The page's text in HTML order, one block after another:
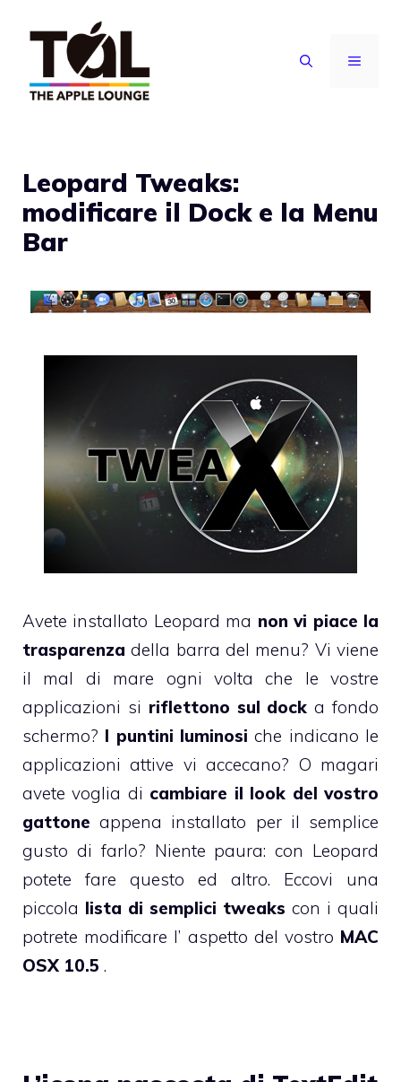
contenuto
MENU
Leopard Tweaks:
modificare il Dock e la Menu
Bar
Avete installato Leopard ma non vi piace la
trasparenza della barra del menu? Vi viene
il mal di mare ogni volta che le vostre
applicazioni si riflettono sul dock a fondo
schermo? I puntini luminosi che indicano le
applicazioni attive vi accecano? O magari
avete voglia di cambiare il look del vostro
gattone appena installato per il semplice
gusto di farlo? Niente paura: con Leopard
potete fare questo ed altro. Eccovi una
piccola lista di semplici tweaks con i quali
potrete modificare l’ aspetto del vostro MAC
OSX 10.5 .